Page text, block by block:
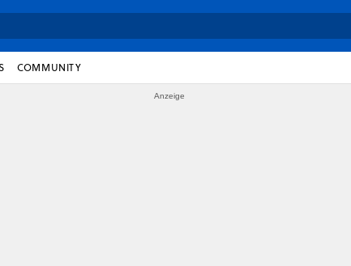
COMMUNITY